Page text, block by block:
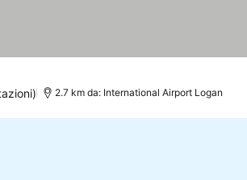
2.7 km da: International Airport Logan